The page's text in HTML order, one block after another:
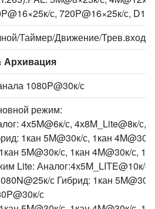
с, 720P@16×25к/с,
Таймер/Движение/Трев.вход
Архивация
1080P@30к/с
режим:
4х5M@6к/с, 4х8M_Lite@8к/с,
1кан 5M@30к/с, 1кан
5M@30к/с, 1кан 4M@30к/с,
Lite: Аналог:4х5M_LITE@10к/
с Гибрид: 1кан
с